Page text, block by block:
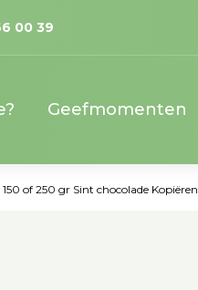
Geefmomenten
00 39
of 250 gr Sint chocolade Kopiëren